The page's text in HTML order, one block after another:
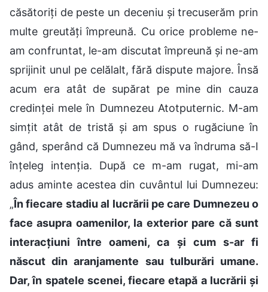
căsătoriți de peste un deceniu și trecuserăm prin
multe greutăți împreună. Cu orice probleme ne-
am confruntat, le-am discutat împreună și ne-am
sprijinit unul pe celălalt, fără dispute majore. Însă
acum era atât de supărat pe mine din cauza
credinței mele în Dumnezeu Atotputernic. M-am
simțit atât de tristă și am spus o rugăciune în
gând, sperând că Dumnezeu mă va îndruma să-I
înțeleg intenția. După ce m-am rugat, mi-am
adus aminte acestea din cuvântul lui Dumnezeu:
„În fiecare stadiu al lucrării pe care Dumnezeu o
face asupra oamenilor, la exterior pare că sunt
interacțiuni între oameni, ca și cum s-ar fi
născut din aranjamente sau tulburări umane.
Dar, în spatele scenei, fiecare etapă a lucrării și